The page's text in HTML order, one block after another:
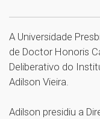
A Universidade
de Doctor Honoris
Deliberativo do
Adilson Vieira.
Adilson presidiu a